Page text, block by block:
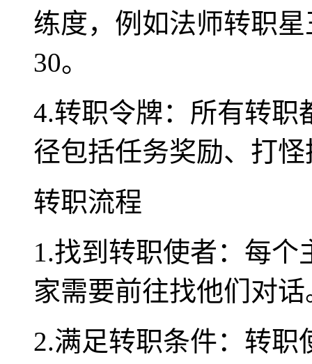
练度，例如法师转职
30。
4.转职令牌：所有转职
径包括任务奖励、打
转职流程
1.找到转职使者：每
家需要前往找他们对话
2.满足转职条件：转